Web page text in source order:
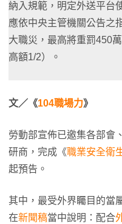
納入規範，明定外送平台
應依中央主管機關公告之
大職災，最高將重罰450
高額1/2）。
文／《104職場力》
勞動部宣佈已邀集各部會
研商，完成《職業安全衛
起預告。
其中，最受外界矚目的當
在新聞稿當中說明：配合